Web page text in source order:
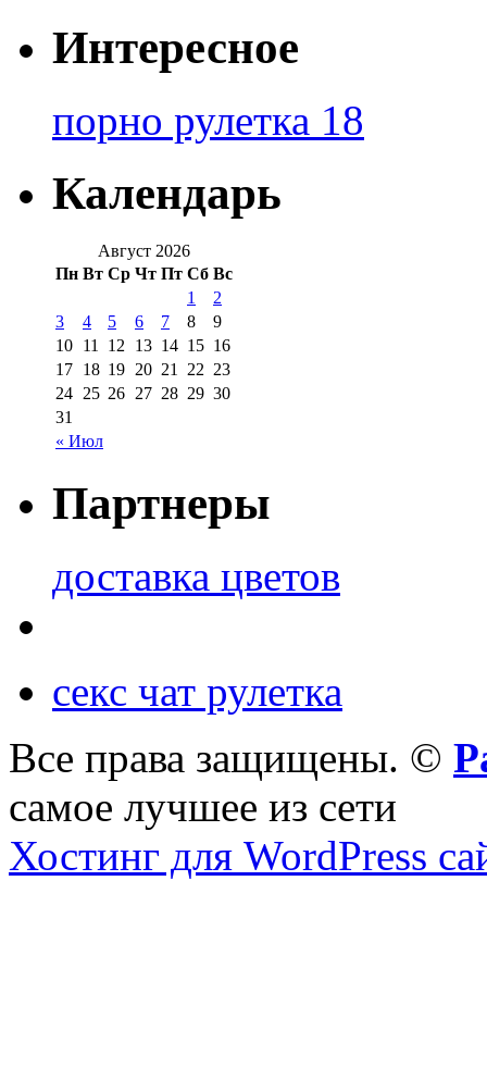
Интересное
порно рулетка 18
Календарь
Август 2026
Пн Вт Ср Чт Пт Сб Вс
« Июл
1
2
3
4 5 6 7 8
9
10 11 12 13 14 15 16
17 18 19 20 21 22 23
24 25 26 27 28 29 30
31
Партнеры
доставка цветов
секс чат рулетка
Все права защищены. ©
самое лучшее из сети
Хостинг для WordPress